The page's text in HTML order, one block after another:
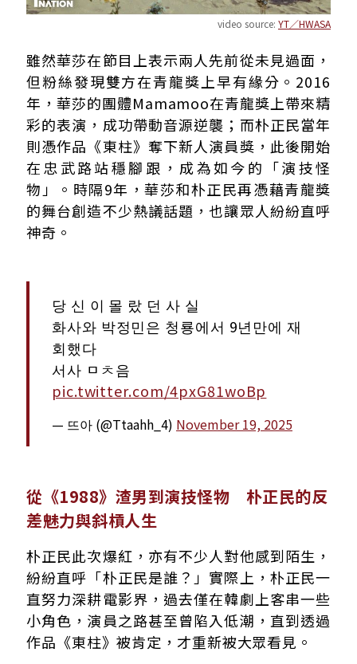
video source: YT／HWASA
雖然華莎在節目上表示兩人先前從未見過面，
但粉絲發現雙方在青龍獎上早有緣分。2016
年，華莎的團體Mamamoo在青龍獎上帶來精
彩的表演，成功帶動音源逆襲；而朴正民當年
則憑作品《東柱》奪下新人演員獎，此後開始
在忠武路站穩腳跟，成為如今的「演技怪
物」。時隔9年，華莎和朴正民再憑藉青龍獎
的舞台創造不少熱議話題，也讓眾人紛紛直呼
神奇。
당 신 이 몰 랐 던 사 실
화사와 박정민은 청룡에서 9년만에 재
회했다
서사 ㅁㅊ음
pic.twitter.com/4pxG81woBp
— 뜨아 (@Ttaahh_4) November 19, 2025
從《1988》渣男到演技怪物 朴正民的反
差魅力與斜槓人生
朴正民此次爆紅，亦有不少人對他感到陌生，
紛紛直呼「朴正民是誰？」實際上，朴正民一
直努力深耕電影界，過去僅在韓劇上客串一些
小角色，演員之路甚至曾陷入低潮，直到透過
作品《東柱》被肯定，才重新被大眾看見。